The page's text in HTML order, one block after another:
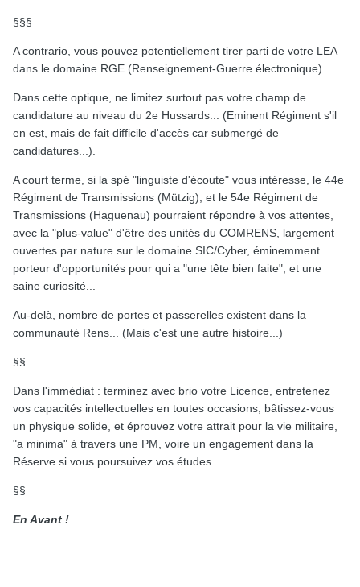
§§§
A contrario, vous pouvez potentiellement tirer parti de votre LEA
dans le domaine RGE (Renseignement-Guerre électronique)..
Dans cette optique, ne limitez surtout pas votre champ de
candidature au niveau du 2e Hussards... (Eminent Régiment s'il
en est, mais de fait difficile d'accès car submergé de
candidatures...).
A court terme, si la spé "linguiste d'écoute" vous intéresse, le 44e
Régiment de Transmissions (Mützig), et le 54e Régiment de
Transmissions (Haguenau) pourraient répondre à vos attentes,
avec la "plus-value" d'être des unités du COMRENS, largement
ouvertes par nature sur le domaine SIC/Cyber, éminemment
porteur d'opportunités pour qui a "une tête bien faite", et une
saine curiosité...
Au-delà, nombre de portes et passerelles existent dans la
communauté Rens... (Mais c'est une autre histoire...)
§§
Dans l'immédiat : terminez avec brio votre Licence, entretenez
vos capacités intellectuelles en toutes occasions, bâtissez-vous
un physique solide, et éprouvez votre attrait pour la vie militaire,
"a minima" à travers une PM, voire un engagement dans la
Réserve si vous poursuivez vos études.
§§
En Avant !